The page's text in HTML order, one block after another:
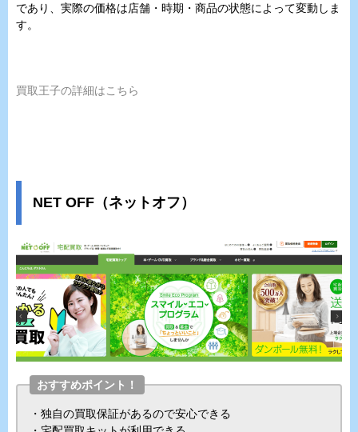
であり、実際の価格は店舗・時期・商品の状態によって変動しま
す。
買取王子の詳細はこちら
NET OFF（ネットオフ）
おすすめポイント！
・独自の買取保証があるので安心できる